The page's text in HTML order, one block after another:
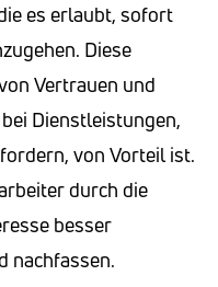
es erlaubt, sofort
Diese
Vertrauen und
Dienstleistungen,
von Vorteil ist.
durch die
besser
nachfassen.